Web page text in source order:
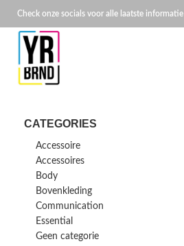
Check onze socials voor alle laatste informatie
CATEGORIES
Accessoire
Accessoires
Body
Bovenkleding
Communication
Essential
Geen categorie